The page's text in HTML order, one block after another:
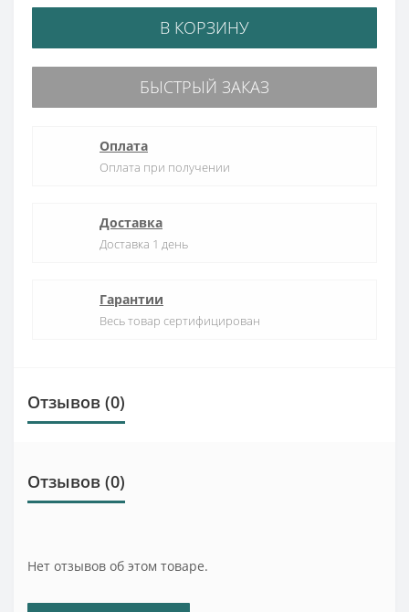
В КОРЗИНУ
БЫСТРЫЙ ЗАКАЗ
Оплата
Оплата при получении
Доставка
Доставка 1 день
Гарантии
Весь товар сертифицирован
Отзывов (0)
Отзывов (0)
Нет отзывов об этом товаре.